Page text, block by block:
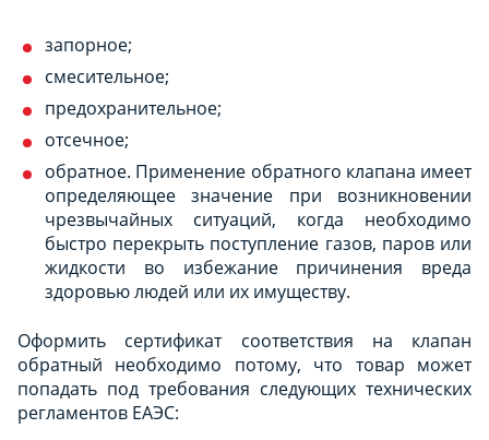
запорное;
смесительное;
предохранительное;
отсечное;
обратное. Применение обратного клапана имеет
определяющее значение при возникновении
чрезвычайных ситуаций, когда необходимо
быстро перекрыть поступление газов, паров или
жидкости во избежание причинения вреда
здоровью людей или их имуществу.
Оформить сертификат соответствия на клапан
обратный необходимо потому, что товар может
попадать под требования следующих технических
регламентов ЕАЭС: